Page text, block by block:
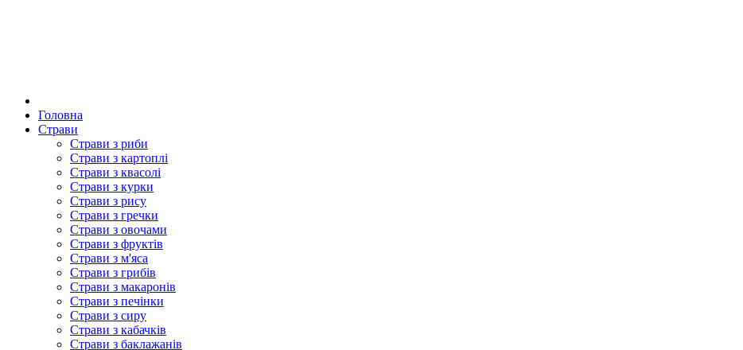
Головна
Страви
Страви з риби
Страви з картоплі
Страви з квасолі
Страви з курки
Страви з рису
Страви з гречки
Страви з овочами
Страви з фруктів
Страви з м'яса
Страви з грибів
Страви з макаронів
Страви з печінки
Страви з сиру
Страви з кабачків
Страви з баклажанів